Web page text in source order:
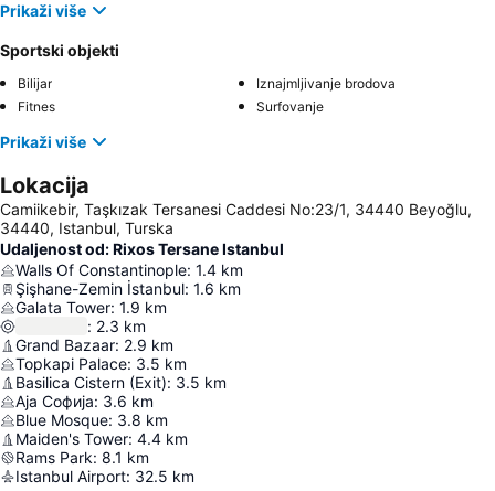
Prikaži više
Sportski objekti
Bilijar
Iznajmljivanje brodova
Fitnes
Surfovanje
Prikaži više
Lokacija
Camiikebir, Taşkızak Tersanesi Caddesi No:23/1, 34440 Beyoğlu,
34440, Istanbul, Turska
Udaljenost od: Rixos Tersane Istanbul
Walls Of Constantinople: 1.4 km
Şişhane-Zemin İstanbul: 1.6 km
Galata Tower: 1.9 km
: 2.3 km
Grand Bazaar: 2.9 km
Topkapi Palace: 3.5 km
Basilica Cistern (Exit): 3.5 km
Аја Софија: 3.6 km
Blue Mosque: 3.8 km
Maiden's Tower: 4.4 km
Rams Park: 8.1 km
Istanbul Airport: 32.5 km